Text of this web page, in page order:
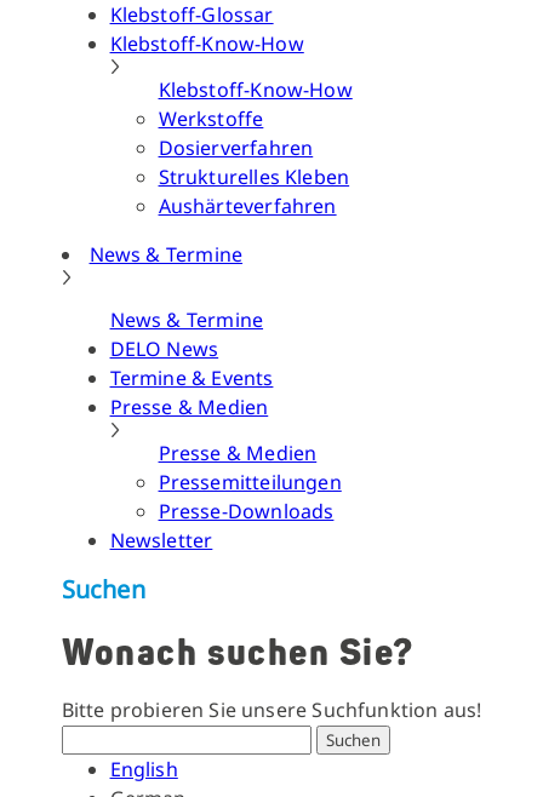
Klebstoff-Glossar
Klebstoff-Know-How
Klebstoff-Know-How
Werkstoffe
Dosierverfahren
Strukturelles Kleben
Aushärteverfahren
News & Termine
News & Termine
DELO News
Termine & Events
Presse & Medien
Presse & Medien
Pressemitteilungen
Presse-Downloads
Newsletter
Suchen
Wonach suchen Sie?
Bitte probieren Sie unsere Suchfunktion aus!
Suchen
English